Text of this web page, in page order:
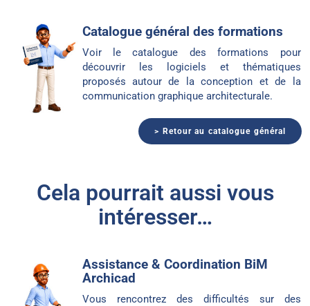
Catalogue général des formations
Voir le catalogue des formations pour
découvrir les logiciels et thématiques
proposés autour de la conception et de la
communication graphique architecturale.
> Retour au catalogue général
Cela pourrait aussi vous
intéresser…
Assistance & Coordination BiM
Archicad
Vous rencontrez des difficultés sur des